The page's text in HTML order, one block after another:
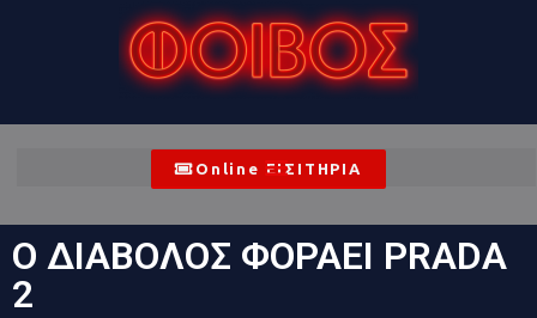
Online ΕΙΣΙΤΗΡΙΑ
Ο ΔΙΑΒΟΛΟΣ ΦΟΡΑΕΙ PRADA
2